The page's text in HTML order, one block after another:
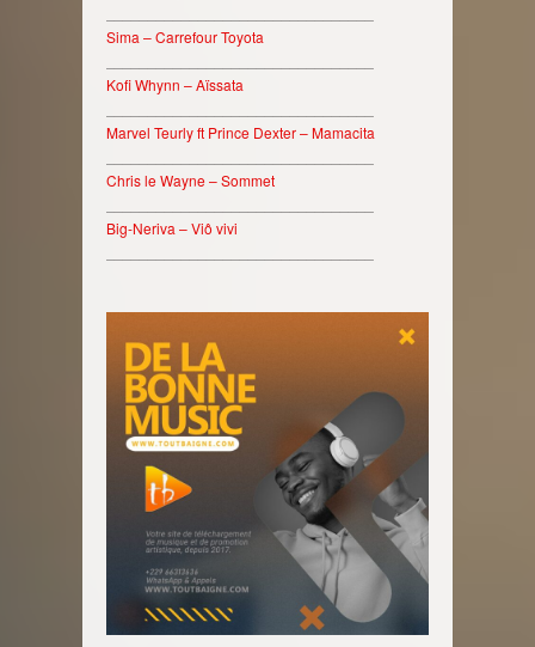
Sima – Carrefour Toyota
Kofi Whynn – Aïssata
Marvel Teurly ft Prince Dexter – Mamacita
Chris le Wayne – Sommet
Big-Neriva – Viô vivi